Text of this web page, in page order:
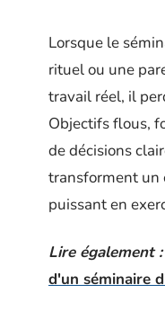
Lorsque le
rituel ou une
travail réel, il
Objectifs flous,
de décisions
transforment
puissant en
Lire également :
d'un séminaire